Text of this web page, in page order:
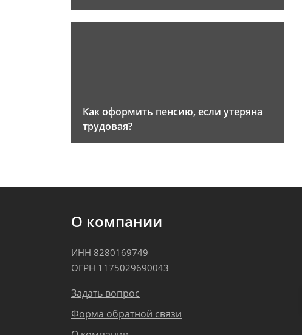
Как оформить пенсию, если утеряна
трудовая?
О компании
ИНН 8280169749
ОГРН 1175029690043
Задать вопрос
Форма обратной связи